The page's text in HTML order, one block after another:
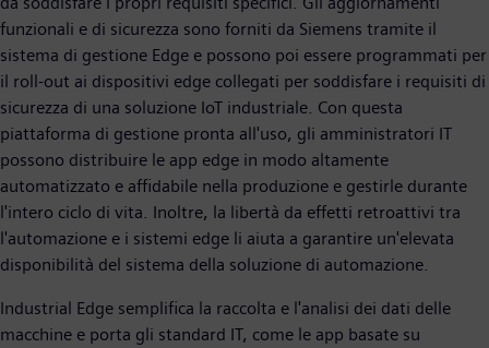
funzionali e di sicurezza sono forniti da Siemens tramite il
sistema di gestione Edge e possono poi essere programmati per
il roll-out ai dispositivi edge collegati per soddisfare i requisiti di
sicurezza di una soluzione IoT industriale. Con questa
piattaforma di gestione pronta all'uso, gli amministratori IT
possono distribuire le app edge in modo altamente
automatizzato e affidabile nella produzione e gestirle durante
l'intero ciclo di vita. Inoltre, la libertà da effetti retroattivi tra
l'automazione e i sistemi edge li aiuta a garantire un'elevata
disponibilità del sistema della soluzione di automazione.
Industrial Edge semplifica la raccolta e l'analisi dei dati delle
macchine e porta gli standard IT, come le app basate su